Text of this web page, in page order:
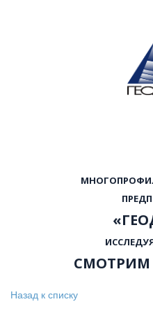
СМОТРИМ
Назад к списку